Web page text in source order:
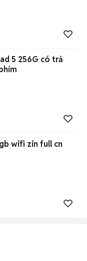
5 256G có trả
wifi zin full cn